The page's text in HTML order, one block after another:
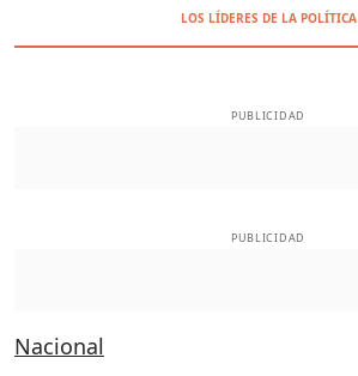
LOS LÍDERES DE LA POLÍTICA
PUBLICIDAD
PUBLICIDAD
Nacional